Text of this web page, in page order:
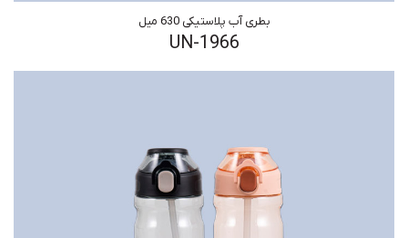
بطری آب پلاستیکی 630 میل
UN-1966